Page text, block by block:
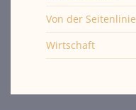
Von der Seitenlinie
Wirtschaft